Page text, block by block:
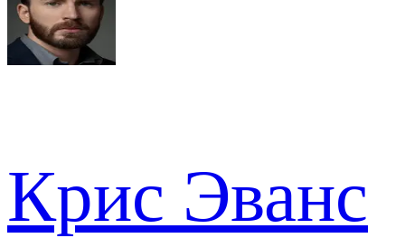
Крис Эванс